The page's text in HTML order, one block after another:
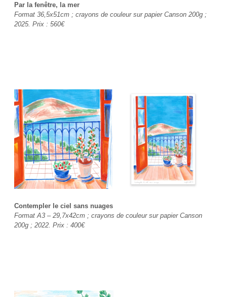
Par la fenêtre, la mer
Format 36,5x51cm ; crayons de couleur sur papier Canson 200g ;
2025. Prix : 560€
Contempler le ciel sans nuages
Format A3 – 29,7x42cm ; crayons de couleur sur papier Canson
200g ; 2022. Prix : 400€